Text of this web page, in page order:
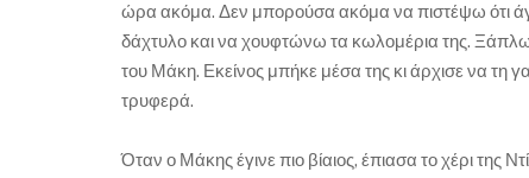
ώρα ακόμα. Δεν μπορούσα ακόμα να πιστέψω ότι
δάχτυλο και να χουφτώνω τα κωλομέρια της.
του Μάκη. Εκείνος μπήκε μέσα της κι άρχισε να τη
τρυφερά.
Όταν ο Μάκης έγινε πιο βίαιος, έπιασα το χέρι της